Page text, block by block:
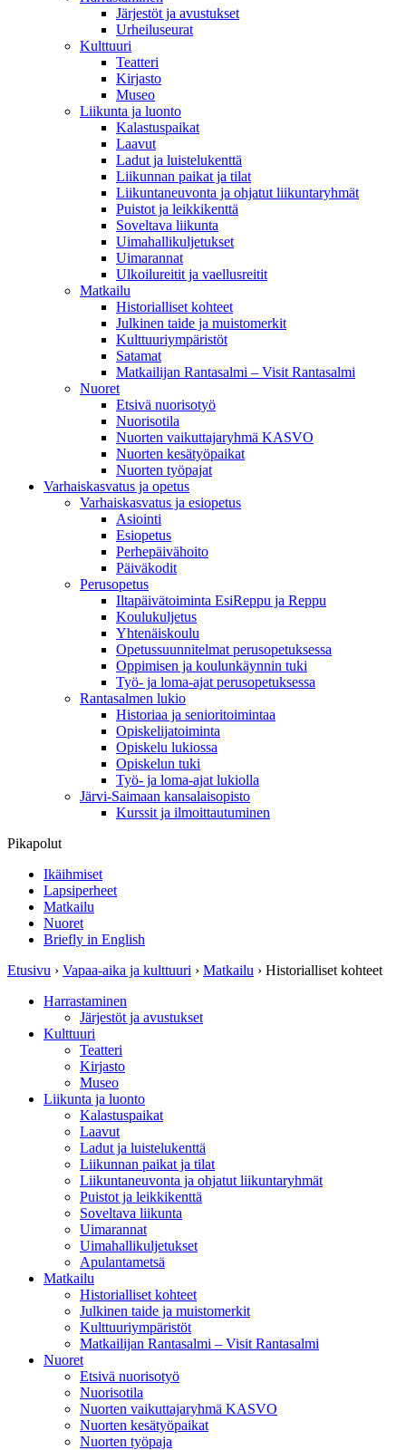
Järjestöt ja avustukset
Urheiluseurat
Kulttuuri
Teatteri
Kirjasto
Museo
Liikunta ja luonto
Kalastuspaikat
Laavut
Ladut ja luistelukenttä
Liikunnan paikat ja tilat
Liikuntaneuvonta ja ohjatut liikuntaryhmät
Puistot ja leikkikenttä
Soveltava liikunta
Uimahallikuljetukset
Uimarannat
Ulkoilureitit ja vaellusreitit
Matkailu
Historialliset kohteet
Julkinen taide ja muistomerkit
Kulttuuriympäristöt
Satamat
Matkailijan Rantasalmi – Visit Rantasalmi
Nuoret
Etsivä nuorisotyö
Nuorisotila
Nuorten vaikuttajaryhmä KASVO
Nuorten kesätyöpaikat
Nuorten työpajat
Varhaiskasvatus ja opetus
Varhaiskasvatus ja esiopetus
Asiointi
Esiopetus
Perhepäivähoito
Päiväkodit
Perusopetus
Iltapäivätoiminta EsiReppu ja Reppu
Koulukuljetus
Yhtenäiskoulu
Opetussuunnitelmat perusopetuksessa
Oppimisen ja koulunkäynnin tuki
Työ- ja loma-ajat perusopetuksessa
Rantasalmen lukio
Historiaa ja senioritoimintaa
Opiskelijatoiminta
Opiskelu lukiossa
Opiskelun tuki
Työ- ja loma-ajat lukiolla
Järvi-Saimaan kansalaisopisto
Kurssit ja ilmoittautuminen
Pikapolut
Ikäihmiset
Lapsiperheet
Matkailu
Nuoret
Briefly in English
Etusivu › Vapaa-aika ja kulttuuri › Matkailu › Historialliset kohteet
Harrastaminen
Järjestöt ja avustukset
Kulttuuri
Teatteri
Kirjasto
Museo
Liikunta ja luonto
Kalastuspaikat
Laavut
Ladut ja luistelukenttä
Liikunnan paikat ja tilat
Liikuntaneuvonta ja ohjatut liikuntaryhmät
Puistot ja leikkikenttä
Soveltava liikunta
Uimarannat
Uimahallikuljetukset
Apulantametsä
Matkailu
Historialliset kohteet
Julkinen taide ja muistomerkit
Kulttuuriympäristöt
Matkailijan Rantasalmi – Visit Rantasalmi
Nuoret
Etsivä nuorisotyö
Nuorisotila
Nuorten vaikuttajaryhmä KASVO
Nuorten kesätyöpaikat
Nuorten työpaja